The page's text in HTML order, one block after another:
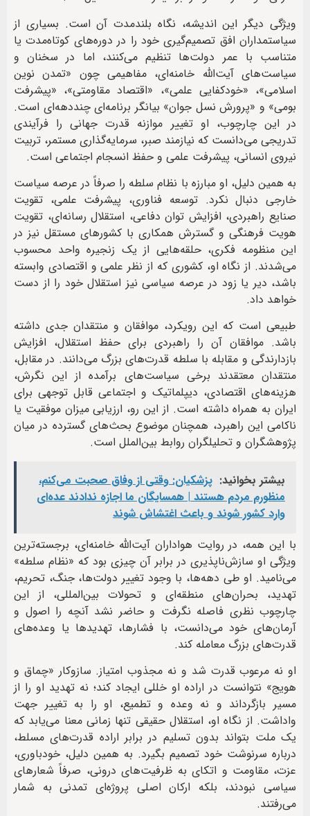
ویژگی دیگر این اندیشه، نگاه بلندمدت آن است. بسیاری از
سیاستمداران افق تصمیم‌گیری خود را در دوره‌های کوتاه‌مدت یا
متناسب با عمر دولت‌ها تنظیم می‌کنند، اما در سخنان و
سیاست‌های آیت‌الله خامنه‌ای، مفاهیمی چون «تمدن نوین
اسلامی»، «خودکفایی علمی»، «اقتصاد مقاومتی»، «پیشرفت
بومی» و «پرورش نسل جوان» بیانگر برنامه‌ای چنددهه‌ای است.
در این چارچوب، او تغییر موازنه قدرت جهانی را فرآیندی
تدریجی می‌دانست که نیازمند صبر، سرمایه‌گذاری مستمر، تربیت
نیروی انسانی، پیشرفت علمی و حفظ انسجام اجتماعی است.
به همین دلیل، او مبارزه با نظام سلطه را صرفاً در عرصه سیاست
خارجی دنبال نکرد. توسعه فناوری، پیشرفت علمی، تقویت
صنایع راهبردی، افزایش توان دفاعی، استقلال رسانه‌ای، تقویت
هویت فرهنگی و گسترش همکاری با کشورهای مستقل نیز در
این منظومه فکری، حلقه‌هایی از یک زنجیره واحد محسوب
می‌شدند. از نگاه او، کشوری که از نظر علمی و اقتصادی وابسته
باشد، دیر یا زود در عرصه سیاسی نیز استقلال خود را از دست
خواهد داد.
طبیعی است که این رویکرد، موافقان و منتقدان جدی داشته
باشد. موافقان آن را راهبردی برای حفظ استقلال، افزایش
بازدارندگی و مقابله با سلطه قدرت‌های بزرگ می‌دانند. در مقابل،
منتقدان معتقدند برخی سیاست‌های برآمده از این نگرش،
هزینه‌های اقتصادی، دیپلماتیک و اجتماعی قابل توجهی برای
ایران به همراه داشته است. از این رو، ارزیابی میزان موفقیت یا
ناکامی این راهبرد، همچنان موضوع بحث‌های گسترده در میان
پژوهشگران و تحلیلگران روابط بین‌الملل است.
بیشتر بخوانید: پزشکیان: وقتی از وفاق صحبت می‌کنم،
منظورم مردم هستند | همسایگان ما اجازه ندادند عده‌ای
وارد کشور شوند و باعث اغتشاش شوند
با این همه، در روایت هواداران آیت‌الله خامنه‌ای، برجسته‌ترین
ویژگی او سازش‌ناپذیری در برابر آن چیزی بود که «نظام سلطه»
می‌نامید. او طی دهه‌ها، با وجود تغییر دولت‌ها، جنگ، تحریم،
تهدید، بحران‌های منطقه‌ای و تحولات بین‌المللی، از این
چارچوب نظری فاصله نگرفت و حاضر نشد آنچه را اصول و
آرمان‌های خود می‌دانست، با فشارها، تهدیدها یا وعده‌های
قدرت‌های بزرگ معامله کند.
او نه مرعوب قدرت شد و نه مجذوب امتیاز. سازوکار «چماق و
هویج» نتوانست در اراده او خللی ایجاد کند؛ نه تهدید او را از
مسیر بازگرداند و نه وعده و تطمیع، او را به تغییر جهت
واداشت. از نگاه او، استقلال حقیقی تنها زمانی معنا می‌یابد که
یک ملت بتواند بدون تسلیم در برابر اراده قدرت‌های مسلط،
درباره سرنوشت خود تصمیم بگیرد. به همین دلیل، خودباوری،
عزت، مقاومت و اتکای به ظرفیت‌های درونی، صرفاً شعارهای
سیاسی نبودند، بلکه ارکان اصلی پروژه‌ای تمدنی به شمار
می‌رفتند.